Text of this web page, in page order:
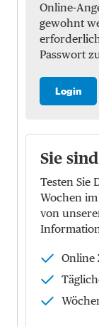
Online-
gewohnt
Passwort
Login
Sie
Testen Sie
Wochen
von
Online